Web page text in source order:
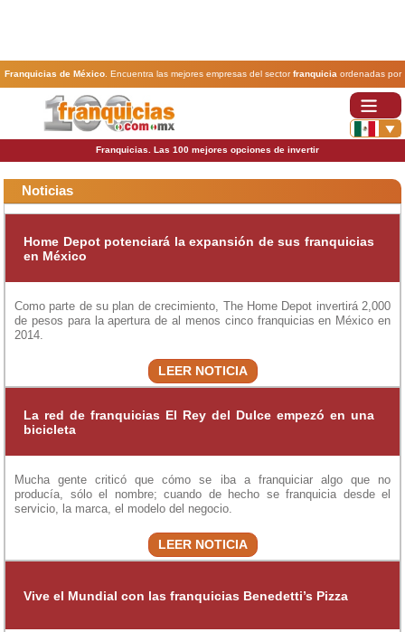
Franquicias de México. Encuentra las mejores empresas del sectorfranquicia ordenadas por
actividad. En www.100franquicias.com.mx encontrarás las más rentables, baratas y
Franquicias. Las 100 mejores opciones de invertir
Noticias
Home Depot potenciará la expansión de sus franquicias
en México
Como parte de su plan de crecimiento, The Home Depot invertirá 2,000
de pesos para la apertura de al menos cinco franquicias en México en
2014.
LEER NOTICIA
La red de franquicias El Rey del Dulce empezó en una
bicicleta
Mucha gente criticó que cómo se iba a franquiciar algo que no
producía, sólo el nombre; cuando de hecho se franquicia desde el
servicio, la marca, el modelo del negocio.
LEER NOTICIA
Vive el Mundial con las franquicias Benedetti’s Pizza